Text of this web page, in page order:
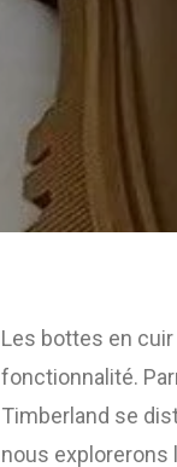
Les bottes en
fonctionnalité.
Timberland se
nous explorerons